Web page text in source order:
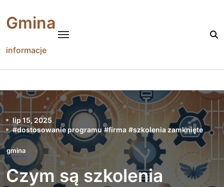
content
Gmina
informacje
lip 15, 2025
#dostosowanie programu #firma #szkolenia zamknięte
gmina
Czym są szkolenia